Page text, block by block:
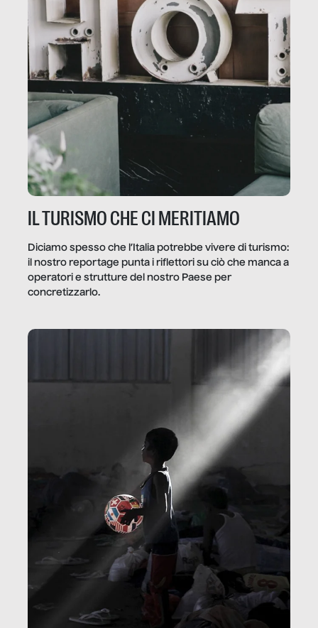
IL TURISMO CHE CI MERITIAMO
Diciamo spesso che l’Italia potrebbe vivere di turismo:
il nostro reportage punta i riflettori su ciò che manca a
operatori e strutture del nostro Paese per
concretizzarlo.